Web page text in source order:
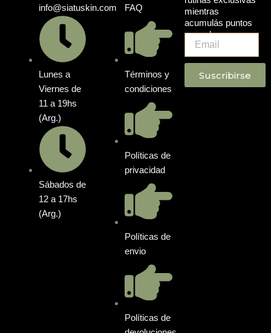
info@siatuskin.com
Lunes a
Viernes de
11 a 19hs
(Arg.)
Sábados de
12 a 17hs
(Arg.)
FAQ
Términos y
condiciones
Políticas de
privacidad
Políticas de
envio
Políticas de
mientras
acumulás puntos
en cada compra.
Email
Suscribirse